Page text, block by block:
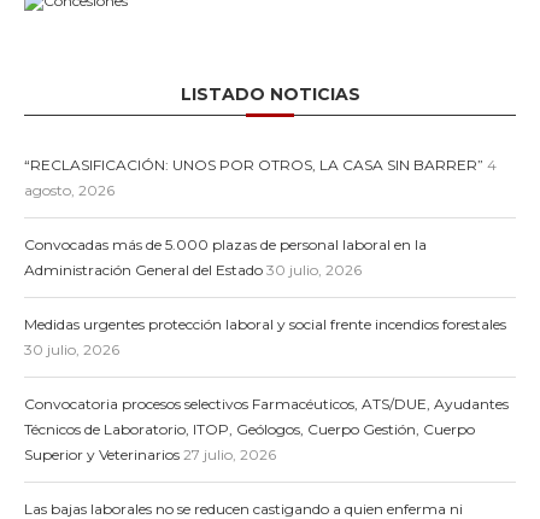
LISTADO NOTICIAS
“RECLASIFICACIÓN: UNOS POR OTROS, LA CASA SIN BARRER” 4
agosto, 2026
Convocadas más de 5.000 plazas de personal laboral en la
Administración General del Estado 30 julio, 2026
Medidas urgentes protección laboral y social frente incendios forestales
30 julio, 2026
Convocatoria procesos selectivos Farmacéuticos, ATS/DUE, Ayudantes
Técnicos de Laboratorio, ITOP, Geólogos, Cuerpo Gestión, Cuerpo
Superior y Veterinarios 27 julio, 2026
Las bajas laborales no se reducen castigando a quien enferma ni